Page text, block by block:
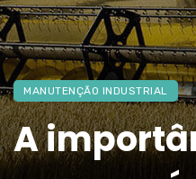
MANUTENÇÃO INDUSTRIAL
A